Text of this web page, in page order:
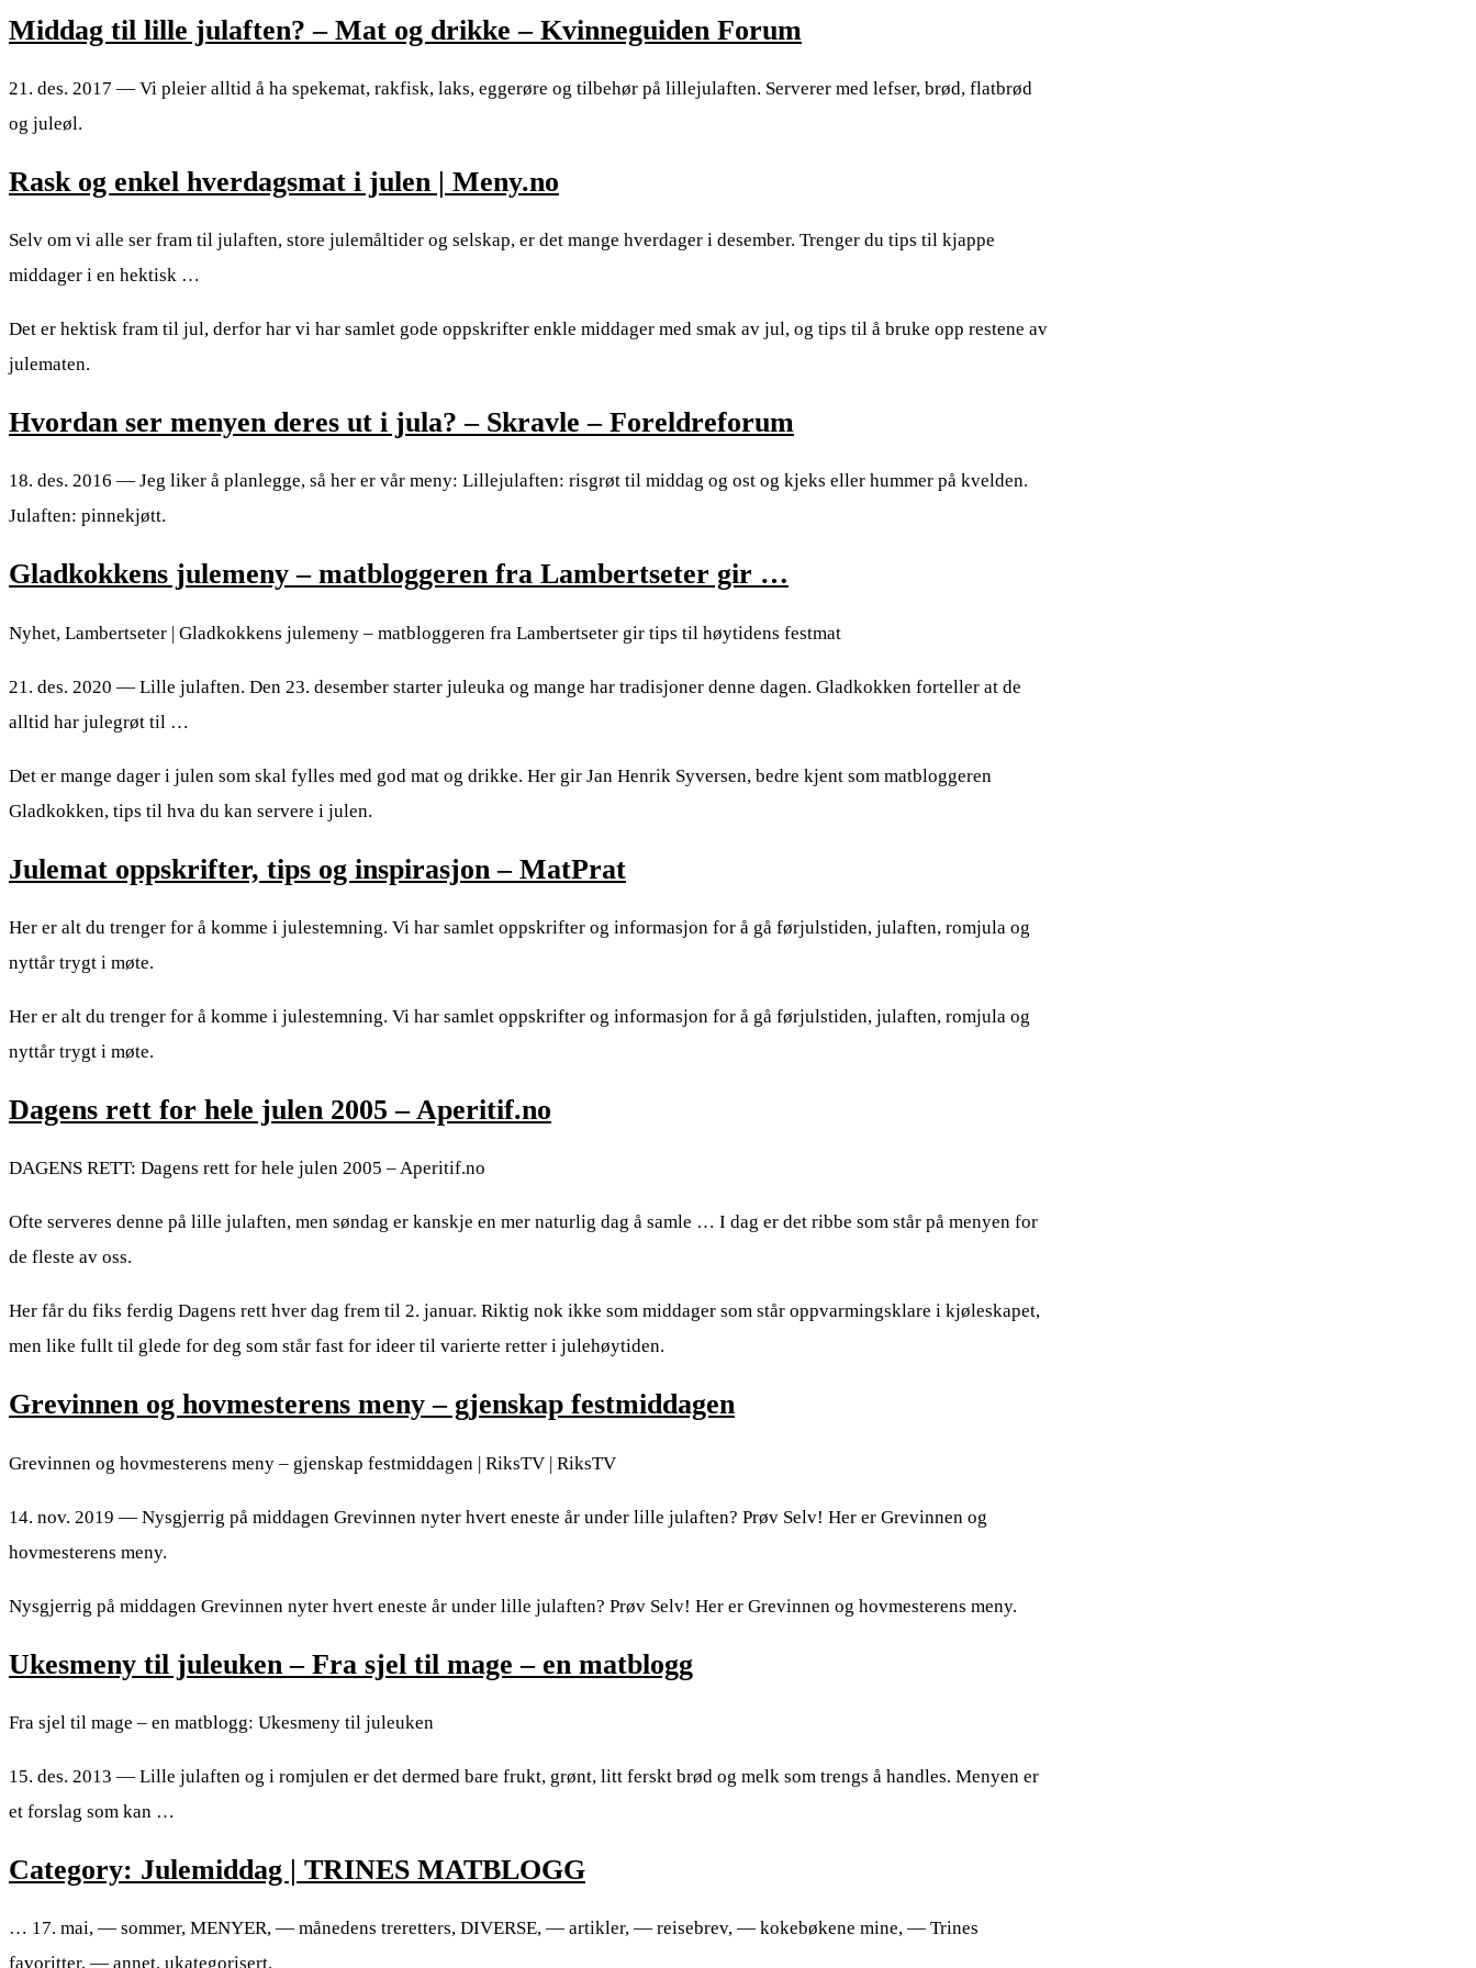
Middag til lille julaften? – Mat og drikke – Kvinneguiden Forum
21. des. 2017 — Vi pleier alltid å ha spekemat, rakfisk, laks, eggerøre og tilbehør på lillejulaften. Serverer med lefser, brød, flatbrød
og juleøl.
Rask og enkel hverdagsmat i julen | Meny.no
Selv om vi alle ser fram til julaften, store julemåltider og selskap, er det mange hverdager i desember. Trenger du tips til kjappe
middager i en hektisk …
Det er hektisk fram til jul, derfor har vi har samlet gode oppskrifter enkle middager med smak av jul, og tips til å bruke opp restene av
julematen.
Hvordan ser menyen deres ut i jula? – Skravle – Foreldreforum
18. des. 2016 — Jeg liker å planlegge, så her er vår meny: Lillejulaften: risgrøt til middag og ost og kjeks eller hummer på kvelden.
Julaften: pinnekjøtt.
Gladkokkens julemeny – matbloggeren fra Lambertseter gir …
Nyhet, Lambertseter | Gladkokkens julemeny – matbloggeren fra Lambertseter gir tips til høytidens festmat
21. des. 2020 — Lille julaften. Den 23. desember starter juleuka og mange har tradisjoner denne dagen. Gladkokken forteller at de
alltid har julegrøt til …
Det er mange dager i julen som skal fylles med god mat og drikke. Her gir Jan Henrik Syversen, bedre kjent som matbloggeren
Gladkokken, tips til hva du kan servere i julen.
Julemat oppskrifter, tips og inspirasjon – MatPrat
Her er alt du trenger for å komme i julestemning. Vi har samlet oppskrifter og informasjon for å gå førjulstiden, julaften, romjula og
nyttår trygt i møte.
Her er alt du trenger for å komme i julestemning. Vi har samlet oppskrifter og informasjon for å gå førjulstiden, julaften, romjula og
nyttår trygt i møte.
Dagens rett for hele julen 2005 – Aperitif.no
DAGENS RETT: Dagens rett for hele julen 2005 – Aperitif.no
Ofte serveres denne på lille julaften, men søndag er kanskje en mer naturlig dag å samle … I dag er det ribbe som står på menyen for
de fleste av oss.
Her får du fiks ferdig Dagens rett hver dag frem til 2. januar. Riktig nok ikke som middager som står oppvarmingsklare i kjøleskapet,
men like fullt til glede for deg som står fast for ideer til varierte retter i julehøytiden.
Grevinnen og hovmesterens meny – gjenskap festmiddagen
Grevinnen og hovmesterens meny – gjenskap festmiddagen | RiksTV | RiksTV
14. nov. 2019 — Nysgjerrig på middagen Grevinnen nyter hvert eneste år under lille julaften? Prøv Selv! Her er Grevinnen og
hovmesterens meny.
Nysgjerrig på middagen Grevinnen nyter hvert eneste år under lille julaften? Prøv Selv! Her er Grevinnen og hovmesterens meny.
Ukesmeny til juleuken – Fra sjel til mage – en matblogg
Fra sjel til mage – en matblogg: Ukesmeny til juleuken
15. des. 2013 — Lille julaften og i romjulen er det dermed bare frukt, grønt, litt ferskt brød og melk som trengs å handles. Menyen er
et forslag som kan …
Category: Julemiddag | TRINES MATBLOGG
… 17. mai, — sommer, MENYER, — månedens treretters, DIVERSE, — artikler, — reisebrev, — kokebøkene mine, — Trines
favoritter, — annet, ukategorisert.